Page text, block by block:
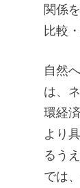
関係
比較
自然
は、
環経
より
るう
では